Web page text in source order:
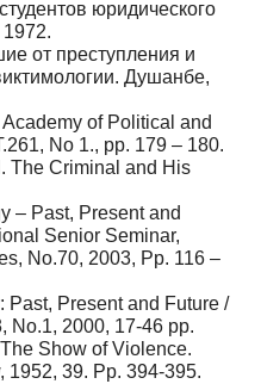
юридического
от преступления и
Душанбе,
of Political and
No 1., pp. 179 – 180.
The Criminal and His
– Past, Present and
Senior Seminar,
No.70, 2003, Pp. 116 –
Past, Present and Future /
No.1, 2000, 17-46 pp.
Show of Violence.
1952, 39. Pp. 394-395.